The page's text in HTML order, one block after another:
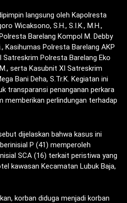
langsung oleh Kapolresta
Wicaksono, S.H., S.I.K., M.H.,
Barelang Kompol M. Debby
Kasihumas Polresta Barelang AKP
Satreskrim Polresta Barelang Eko
serta Kasubnit XI Satreskrim
Bani Deha, S.Tr.K. Kegiatan ini
transparansi penanganan perkara
memberikan perlindungan terhadap
dijelaskan bahwa kasus ini
P (41) memperoleh
SCA (16) terkait peristiwa yang
kawasan Kecamatan Lubuk Baja,
korban diduga menjadi korban